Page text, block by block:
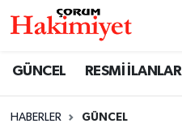
GÜNCEL RESMİ İLANLAR
HABERLER GÜNCEL
Nöbetçi Eczaneler